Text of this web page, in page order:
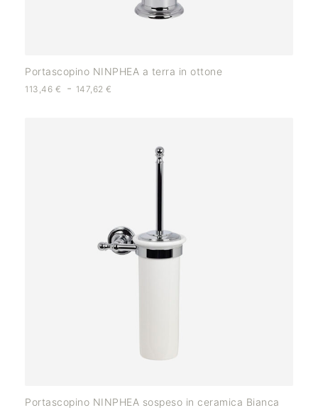
Portascopino NINPHEA a terra in ottone
113,46 € - 147,62€
Portascopino NINPHEA sospeso in ceramica Bianca